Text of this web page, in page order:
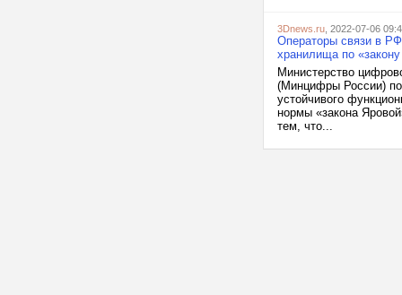
3Dnews.ru , 2022-07-06
Операторы связи в РФ
хранилища по
Министерство
(Минцифры России)
устойчивого
нормы «закона
тем, что...